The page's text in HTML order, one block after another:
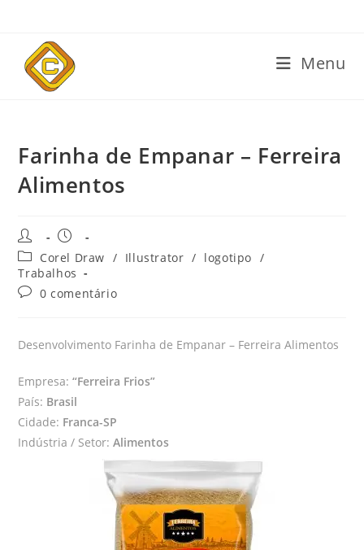
Menu
Farinha de Empanar – Ferreira
Alimentos
Corel Draw / Illustrator / logotipo /
Trabalhos
0 comentário
Desenvolvimento Farinha de Empanar – Ferreira Alimentos
Empresa:“Ferreira Frios”
País: Brasil
Cidade: Franca-SP
Indústria / Setor:Alimentos